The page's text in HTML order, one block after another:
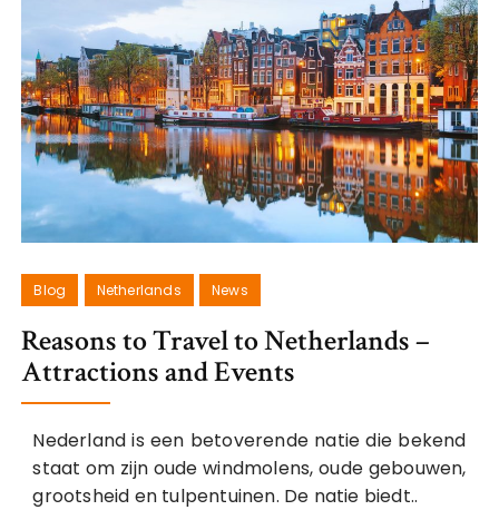
Blog Netherlands News
Reasons to Travel to Netherlands –
Attractions and Events
Nederland is een betoverende natie die bekend
staat om zijn oude windmolens, oude gebouwen,
grootsheid en tulpentuinen. De natie biedt..